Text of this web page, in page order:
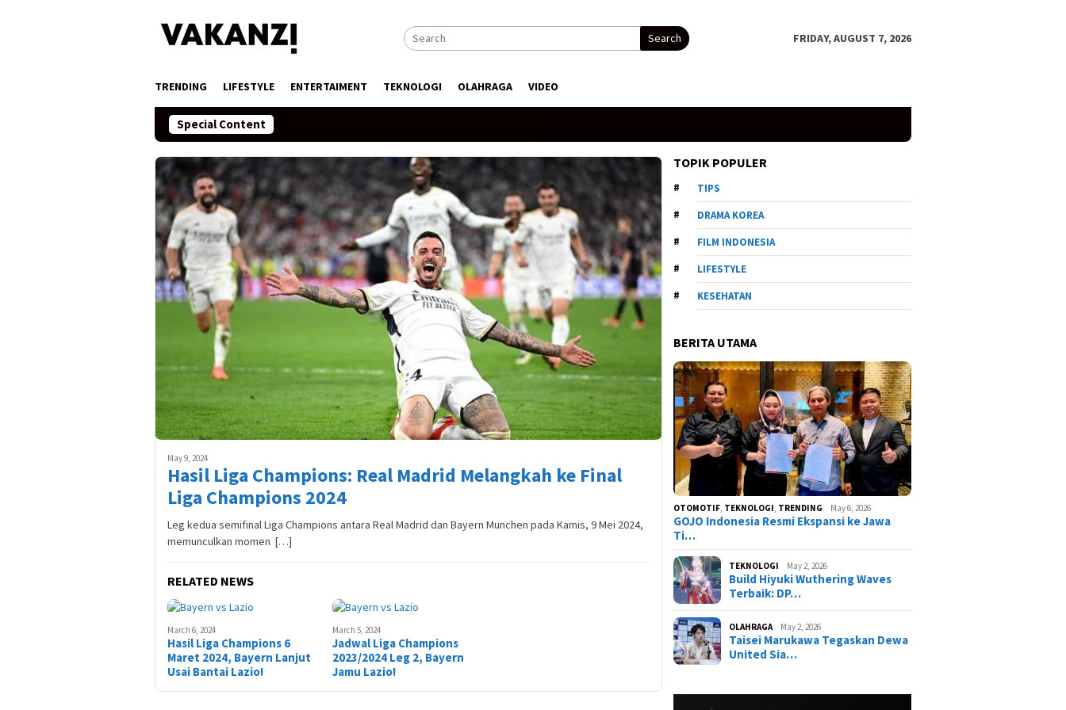
Search FRIDAY, AUGUST 7, 2026
TRENDING LIFESTYLE ENTERTAIMENT TEKNOLOGI OLAHRAGA VIDEO
Special Content
May 9, 2024
Hasil Liga Champions: Real Madrid Melangkah ke Final
Liga Champions 2024
Leg kedua semifinal Liga Champions antara Real Madrid dan Bayern Munchen pada Kamis, 9 Mei 2024,
memunculkan momen […]
RELATED NEWS
March 6, 2024
Hasil Liga Champions 6
Maret 2024, Bayern Lanjut
Usai Bantai Lazio!
March 5, 2024
Jadwal Liga Champions
2023/2024 Leg 2, Bayern
Jamu Lazio!
TOPIK POPULER
TIPS
DRAMA KOREA
FILM INDONESIA
LIFESTYLE
KESEHATAN
BERITA UTAMA
OTOMOTIF TEKNOLOGI TRENDING May 6, 2026
GOJO Indonesia Resmi Ekspansi ke Jawa
Ti…
TEKNOLOGI May 2, 2026
Build Hiyuki Wuthering Waves
Terbaik: DP…
OLAHRAGA May 2, 2026
Taisei Marukawa Tegaskan Dewa
United Sia…